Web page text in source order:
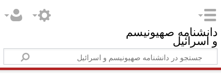
دانشنامه صهیونیسم
و اسرائیل